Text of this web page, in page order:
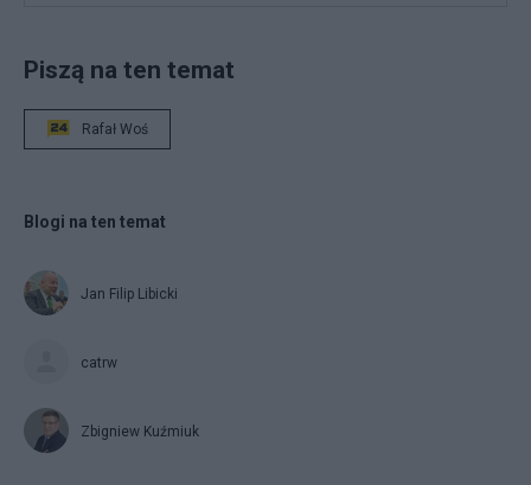
Piszą na ten temat
Rafał Woś
Blogi na ten temat
Jan Filip Libicki
catrw
Zbigniew Kuźmiuk